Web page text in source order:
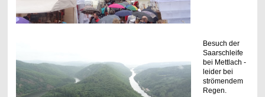
Besuch der
Saarschleife
bei Mettlach -
leider bei
strömendem
Regen.